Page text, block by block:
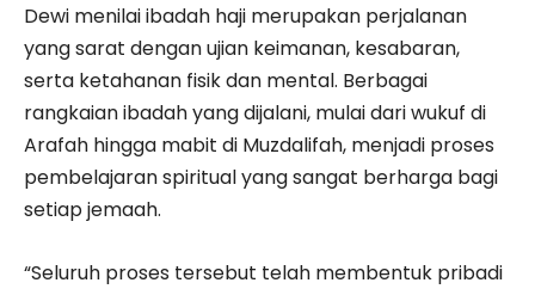
Dewi menilai ibadah haji merupakan perjalanan
yang sarat dengan ujian keimanan, kesabaran,
serta ketahanan fisik dan mental. Berbagai
rangkaian ibadah yang dijalani, mulai dari wukuf di
Arafah hingga mabit di Muzdalifah, menjadi proses
pembelajaran spiritual yang sangat berharga bagi
setiap jemaah.
“Seluruh proses tersebut telah membentuk pribadi